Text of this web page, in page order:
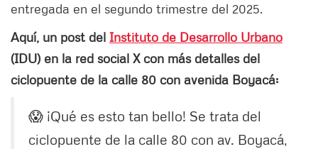
entregada en el segundo trimestre del 2025.
Aquí, un post del Instituto de Desarrollo Urbano
(IDU) en la red social X con más detalles del
ciclopuente de la calle 80 con avenida Boyacá:
😱 ¡Qué es esto tan bello! Se trata del
ciclopuente de la calle 80 con av. Boyacá,